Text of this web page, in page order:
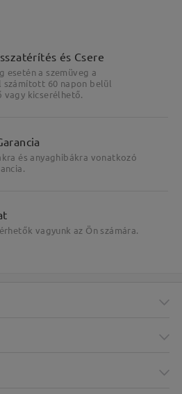
és Csere
esetén a szemüveg a
számított 60 napon belül
vagy kicserélhető.
és anyaghibákra vonatkozó
vagyunk az Ön számára.